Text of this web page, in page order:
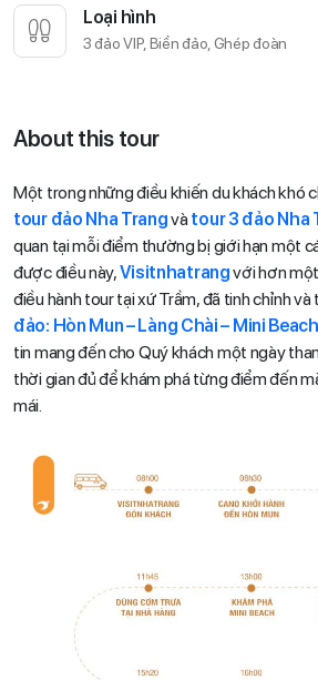
Loại hình
3 đảo VIP, Biển đảo, Ghép đoàn
About this tour
Một trong những điều khiến du khách khó
tour đảo Nha Trangvà tour 3 đảo Nha
quan tại mỗi điểm thường bị giới hạn một
được điều này,Visitnhatrangvới hơn
điều hành tour tại xứ Trầm, đã tinh chỉnh và
đảo: Hòn Mun – Làng Chài – Mini
tin mang đến cho Quý khách một ngày
thời gian đủ để khám phá từng điểm đến
mái.